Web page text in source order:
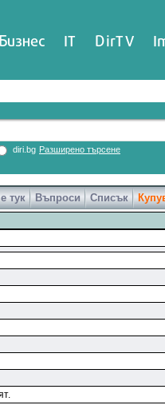
Бизнес IT DirTV
diri.bg Разширено търсене
тук Въпроси Списък